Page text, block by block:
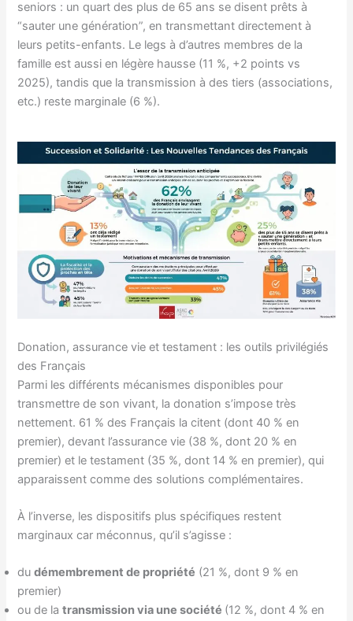
seniors : un quart des plus de 65 ans se disent prêts à
“sauter une génération”, en transmettant directement à
leurs petits-enfants. Le legs à d’autres membres de la
famille est aussi en légère hausse (11 %, +2 points vs
2025), tandis que la transmission à des tiers (associations,
etc.) reste marginale (6 %).
Donation, assurance vie et testament : les outils privilégiés
des Français
Parmi les différents mécanismes disponibles pour
transmettre de son vivant, la donation s’impose très
nettement. 61 % des Français la citent (dont 40 % en
premier), devant l’assurance vie (38 %, dont 20 % en
premier) et le testament (35 %, dont 14 % en premier), qui
apparaissent comme des solutions complémentaires.
À l’inverse, les dispositifs plus spécifiques restent
marginaux car méconnus, qu’il s’agisse :
dudémembrement de propriété (21 %, dont 9 % en
premier)
ou de latransmission via une société (12 %, dont 4 % en